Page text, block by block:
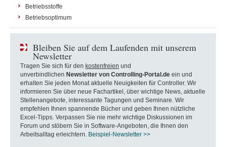
Betriebsstoffe
Betriebsoptimum
Bleiben Sie auf dem Laufenden mit unserem
Newsletter
Tragen Sie sich für den kostenfreien und
unverbindlichen Newsletter von Controlling-Portal.de ein und
erhalten Sie jeden Monat aktuelle Neuigkeiten für Controller. Wir
informieren Sie über neue Fachartikel, über wichtige News, aktuelle
Stellenangebote, interessante Tagungen und Seminare. Wir
empfehlen Ihnen spannende Bücher und geben Ihnen nützliche
Excel-Tipps. Verpassen Sie nie mehr wichtige Diskussionen im
Forum und stöbern Sie in Software-Angeboten, die Ihnen den
Arbeitsalltag erleichtern. Beispiel-Newsletter >>